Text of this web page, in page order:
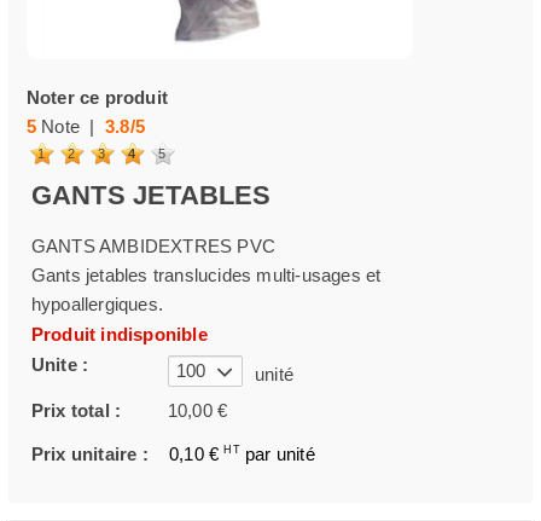
Noter ce produit
5Note | 3.8/5
1 2 3 4 5
GANTS JETABLES
GANTS AMBIDEXTRES PVC
Gants jetables translucides multi-usages et
hypoallergiques.
Produit indisponible
Unite :
100
unité
Prix total :
10,00 €
Prix unitaire : 0,10 € HT par unité